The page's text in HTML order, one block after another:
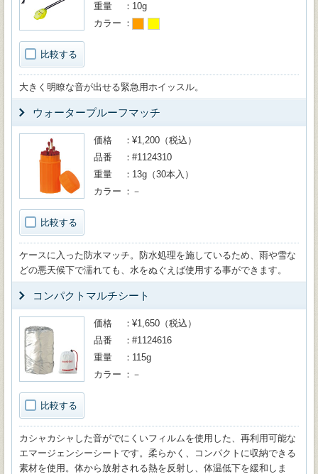
比較する
重量
10g
カラー
大きく明瞭な音が出せる緊急用ホイッスル。
ウォータープルーフマッチ
比較する
価格
¥1,200（税込）
品番
#1124310
重量
13g（30本入）
カラー
－
ケースに入った防水マッチ。防水処理を施しているため、雨や雪な
どの悪天候下で濡れても、水をぬぐえば使用する事ができます。
コンパクトマルチシート
比較する
価格
¥1,650（税込）
品番
#1124616
重量
115g
カラー
－
カシャカシャした音がでにくいフィルムを使用した、再利用可能な
エマージェンシーシートです。柔らかく、コンパクトに収納できる
素材を使用。体から放射される熱を反射し、体温低下を緩和しま